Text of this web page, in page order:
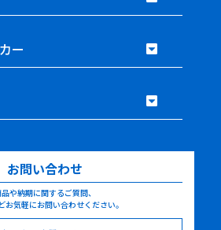
ー
お問い合わせ
や納期に関するご質問、
お気軽にお問い合わせください。